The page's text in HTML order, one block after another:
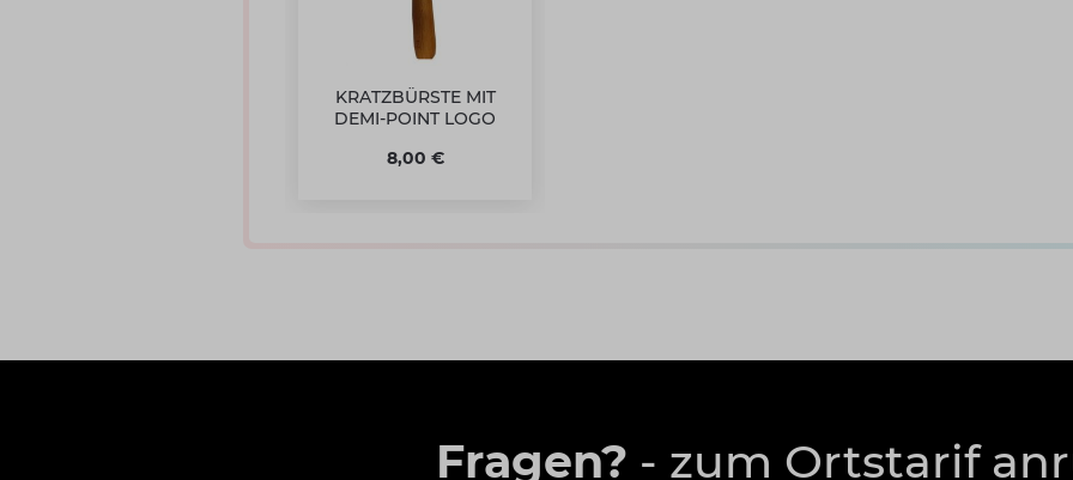
KRATZBÜRSTE MIT
DEMI-POINT LOGO
8,00 €
Fragen? - zum Ortstarif